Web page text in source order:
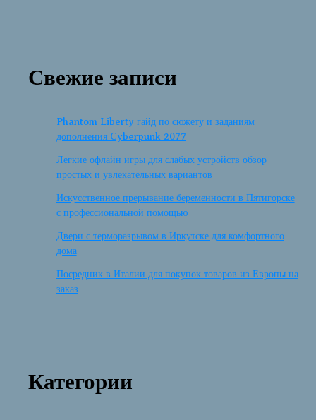
Свежие записи
Phantom Liberty гайд по сюжету и заданиям
дополнения Cyberpunk 2077
Легкие офлайн игры для слабых устройств обзор
простых и увлекательных вариантов
Искусственное прерывание беременности в Пятигорске
с профессиональной помощью
Двери с терморазрывом в Иркутске для комфортного
дома
Посредник в Италии для покупок товаров из Европы на
заказ
Категории